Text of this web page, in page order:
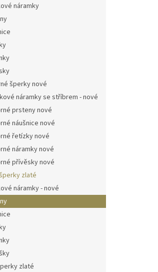
náramky
šperky nové
náramky se stříbrem - nové
prsteny nové
náušnice nové
řetízky nové
náramky nové
přívěsky nové
zlaté
náramky - nové
zlaté